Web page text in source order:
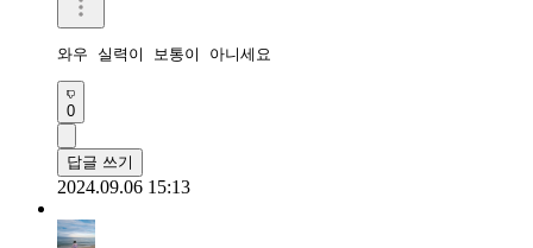
와우 실력이 보통이 아니세요
0
답글 쓰기
2024.09.06 15:13